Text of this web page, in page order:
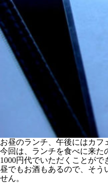
お昼のランチ、午後にはカフ
今回は、ランチを食べに来た
1000円代でいただくことがで
昼でもお酒もあるので、そう
せん。